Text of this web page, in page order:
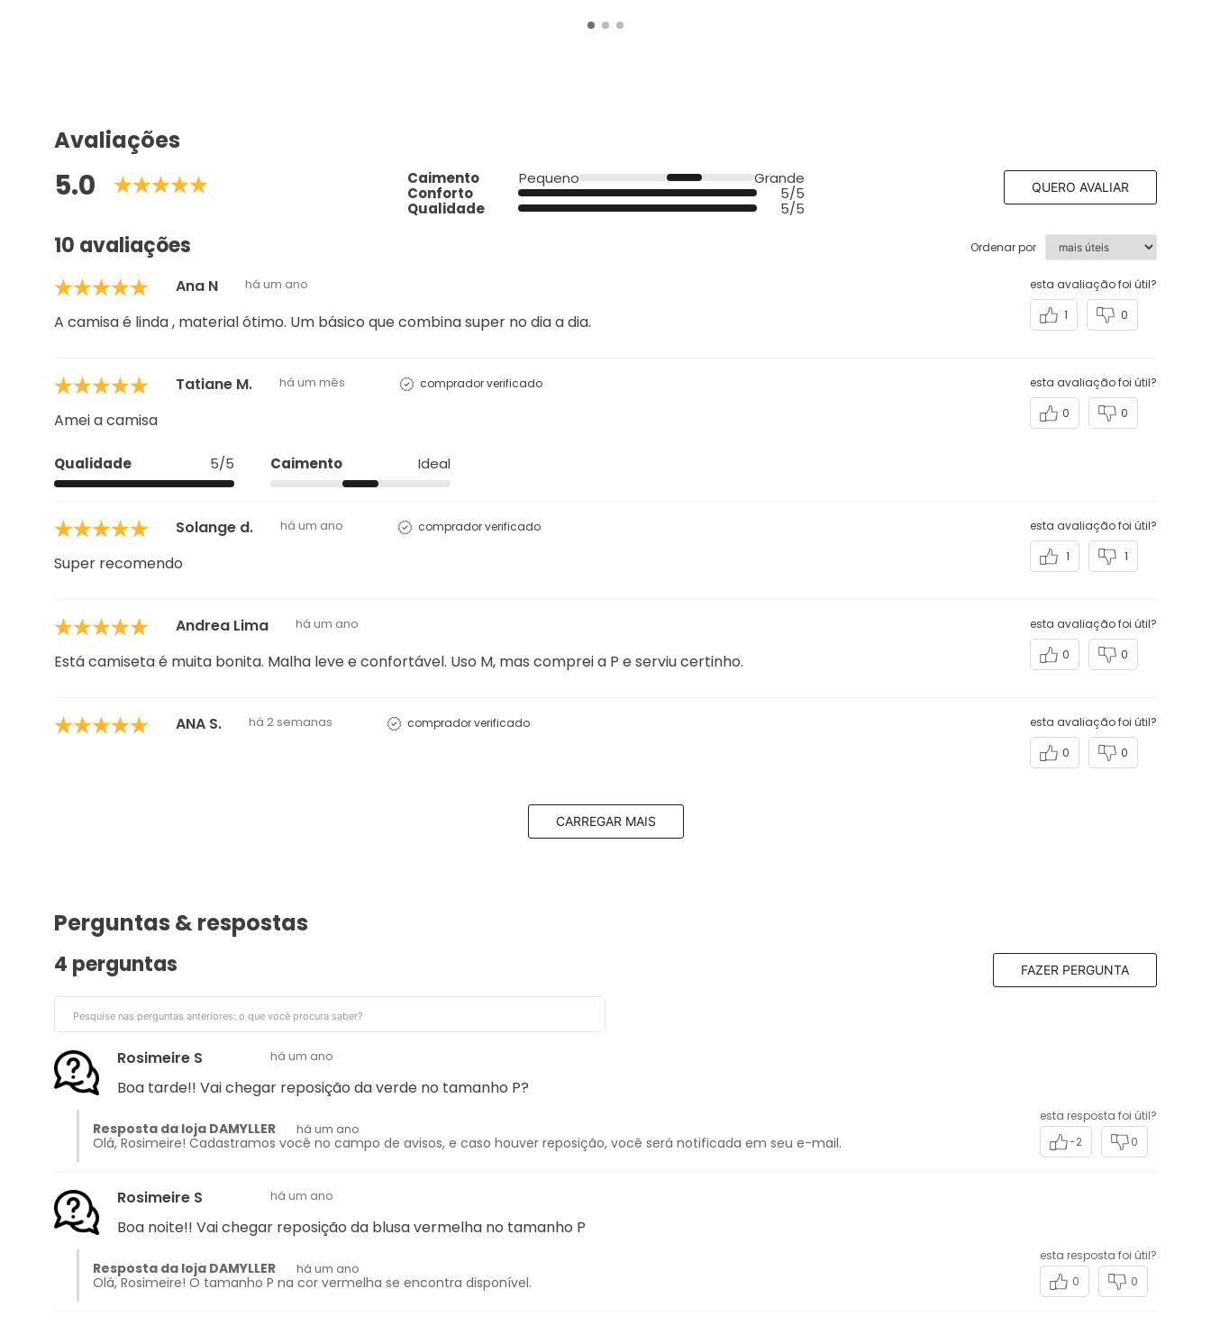
Avaliações
5.0 Caimento Pequeno
Grande
Conforto
5/5
Qualidade
5/5
QUERO AVALIAR
10 avaliações Ordenar por
Ana N há um ano
A camisa é linda , material ótimo. Um básico que combina super no dia a dia.
esta avaliação foi útil?
1
0
Tatiane M. há um mês comprador verificado
Amei a camisa
Qualidade 5/5 Caimento Ideal
esta avaliação foi útil?
0
0
Solange d. há um ano comprador verificado
Super recomendo
esta avaliação foi útil?
1
1
Andrea Lima há um ano
Está camiseta é muita bonita. Malha leve e confortável. Uso M, mas comprei a P e serviu certinho.
esta avaliação foi útil?
0
0
ANA S. há 2 semanas comprador verificado
esta avaliação foi útil?
0
0
CARREGAR MAIS
Perguntas & respostas
4 perguntas FAZER PERGUNTA
Rosimeire S há um ano
Boa tarde!! Vai chegar reposição da verde no tamanho P?
Resposta da loja DAMYLLER há um ano
Olá, Rosimeire! Cadastramos você no campo de avisos, e caso houver reposição, você será notificada em seu e-mail.
esta resposta foi útil?
-2
0
Rosimeire S há um ano
Boa noite!! Vai chegar reposição da blusa vermelha no tamanho P
Resposta da loja DAMYLLER há um ano
Olá, Rosimeire! O tamanho P na cor vermelha se encontra disponível.
esta resposta foi útil?
0
0